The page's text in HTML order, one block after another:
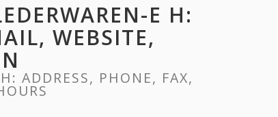
WEBSITE,